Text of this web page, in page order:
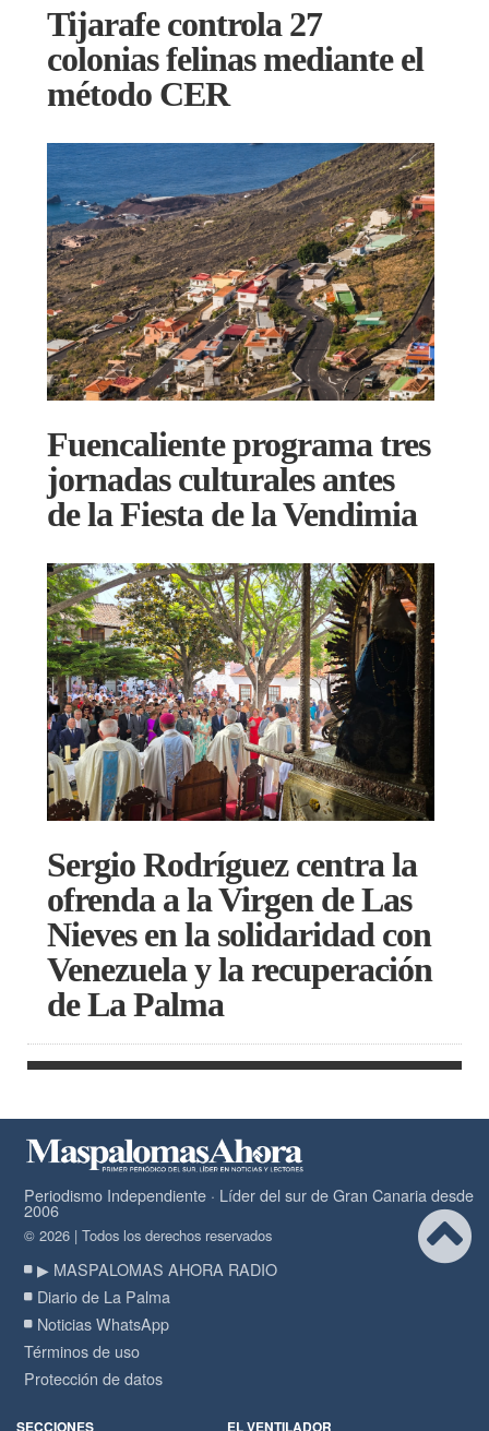
Tijarafe controla 27
colonias felinas mediante el
método CER
Fuencaliente programa tres
jornadas culturales antes
de la Fiesta de la Vendimia
Sergio Rodríguez centra la
ofrenda a la Virgen de Las
Nieves en la solidaridad con
Venezuela y la recuperación
de La Palma
Periodismo Independiente · Líder del sur de Gran Canaria desde
2006
© 2026 | Todos los derechos reservados
▶ MASPALOMAS AHORA RADIO
Diario de La Palma
Noticias WhatsApp
Términos de uso
Protección de datos
SECCIONES EL VENTILADOR